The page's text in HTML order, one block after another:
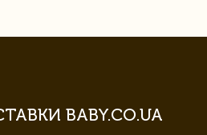
BABY.CO.UA